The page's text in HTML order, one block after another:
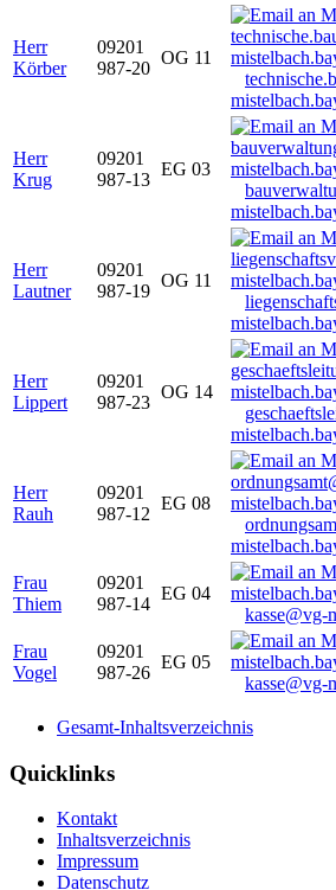
Herr
Körber
09201
987-20
OG 11
Herr
Krug
09201
987-13
EG 03
Herr
Lautner
09201
987-19
OG 11
Herr
Lippert
09201
987-23
OG 14
Herr
Rauh
09201
987-12
EG 08
Frau
Thiem
09201
987-14
EG 04
kasse@vg-
Frau
Vogel
09201
987-26
EG 05
kasse@vg-
Gesamt-Inhaltsverzeichnis
Quicklinks
Kontakt
Inhaltsverzeichnis
Impressum
Datenschutz